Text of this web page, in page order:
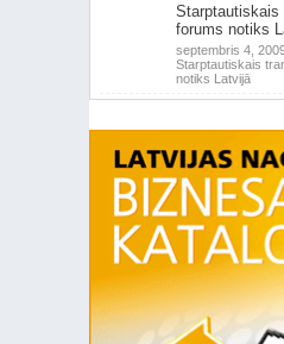
Starptautiskais
forums notiks
septembris 4,
Starptautiskais
notiks Latvijā